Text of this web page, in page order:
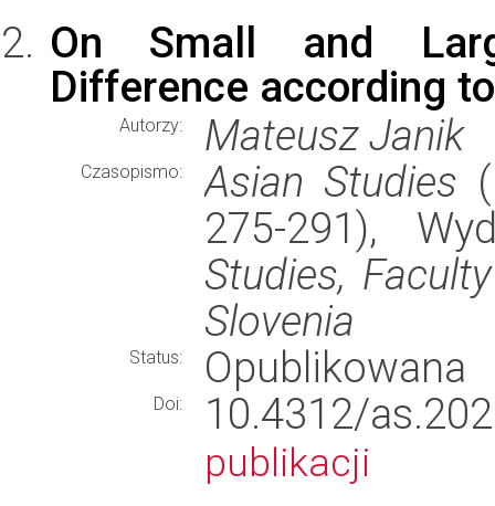
On Small and
Difference according
Autorzy: Mateusz Janik
Czasopismo: Asian Studies
275-291),
Studies,
Slovenia
Status: Opublikowana
Doi: 10.4312/
publikacji